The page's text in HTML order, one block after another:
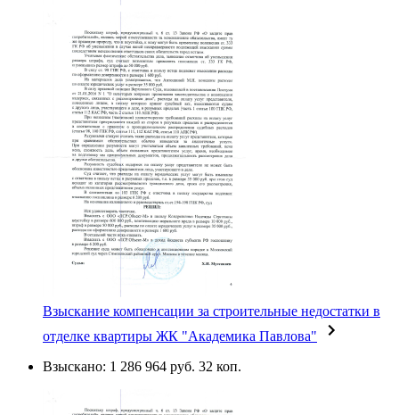
Взыскание компенсации за строительные недостатки в
отделке квартиры ЖК "Академика Павлова"
Взыскано: 1 286 964 руб. 32 коп.